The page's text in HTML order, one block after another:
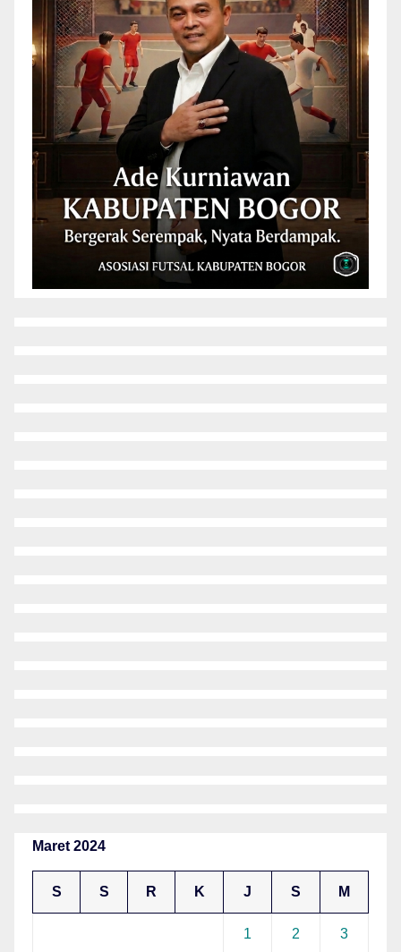
Maret 2024
S S R K J S M
1 2 3